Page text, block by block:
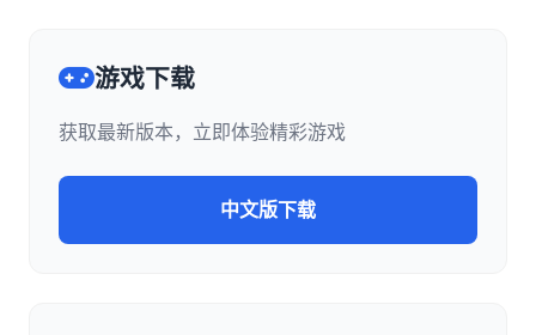
游戏下载
获取最新版本，立即体验精彩游戏
中文版下载